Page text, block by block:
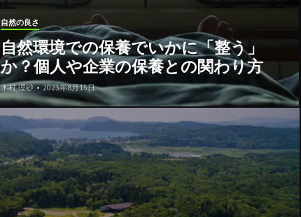
自然の良さ
自然環境での保養でいかに「整う」
か？個人や企業の保養との関わり方
木村 理砂 • 2023年8月15日